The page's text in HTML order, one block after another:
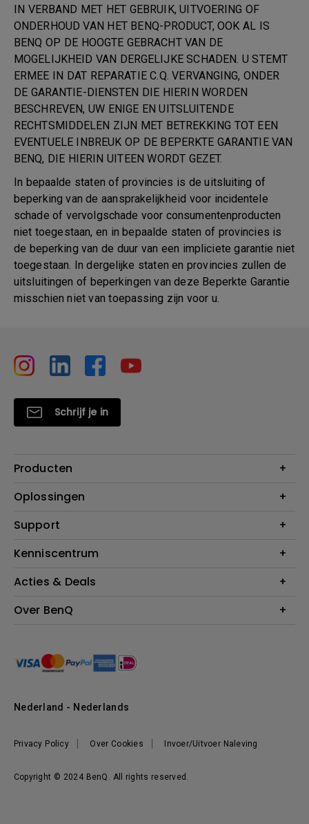
IN VERBAND MET HET GEBRUIK, UITVOERING OF
ONDERHOUD VAN HET BENQ-PRODUCT, OOK AL IS
BENQ OP DE HOOGTE GEBRACHT VAN DE
MOGELIJKHEID VAN DERGELIJKE SCHADEN. U STEMT
ERMEE IN DAT REPARATIE C.Q. VERVANGING, ONDER
DE GARANTIE-DIENSTEN DIE HIERIN WORDEN
BESCHREVEN, UW ENIGE EN UITSLUITENDE
RECHTSMIDDELEN ZIJN MET BETREKKING TOT EEN
EVENTUELE INBREUK OP DE BEPERKTE GARANTIE VAN
BENQ, DIE HIERIN UITEEN WORDT GEZET.
In bepaalde staten of provincies is de uitsluiting of
beperking van de aansprakelijkheid voor incidentele
schade of vervolgschade voor consumentenproducten
niet toegestaan, en in bepaalde staten of provincies is
de beperking van de duur van een impliciete garantie niet
toegestaan. In dergelijke staten en provincies zullen de
uitsluitingen of beperkingen van deze Beperkte Garantie
misschien niet van toepassing zijn voor u.
Schrijf je in
Producten
Projectoren
Verlichting
Speakers
Oplossingen
Education
Support
Contact
BenQ Shop - FAQ
BenQ Shop - Retourneren
Kenniscentrum
Blog
Acties & Deals
Evenementen & Promoties
Over BenQ
Management
Nieuws
Werken bij BenQ
Copyright © 2024 BenQ. All rights reserved.
Privacy Policy Over Cookies Invoer/Uitvoer Naleving
Nederland - Nederlands